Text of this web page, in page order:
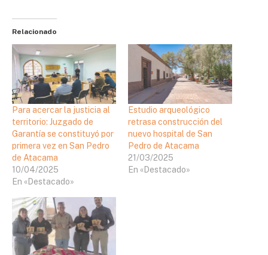
Relacionado
Para acercar la justicia al
territorio: Juzgado de
Garantía se constituyó por
primera vez en San Pedro
de Atacama
10/04/2025
En «Destacado»
Estudio arqueológico
retrasa construcción del
nuevo hospital de San
Pedro de Atacama
21/03/2025
En «Destacado»